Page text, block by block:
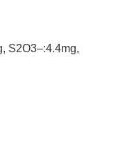
S2O3–:4.4mg,